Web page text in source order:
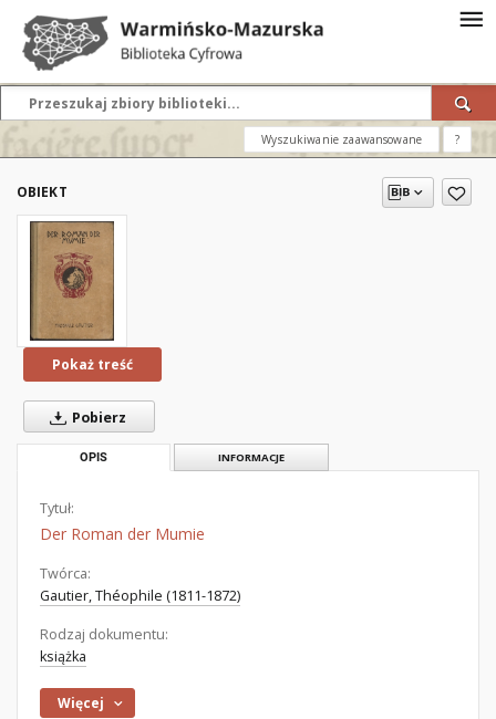
Wyszukiwanie zaawansowane ?
OBIEKT
Pokaż treść
Pobierz
OPIS INFORMACJE
Tytuł:
Der Roman der Mumie
Twórca:
Gautier, Théophile (1811-1872)
Rodzaj dokumentu:
książka
Więcej